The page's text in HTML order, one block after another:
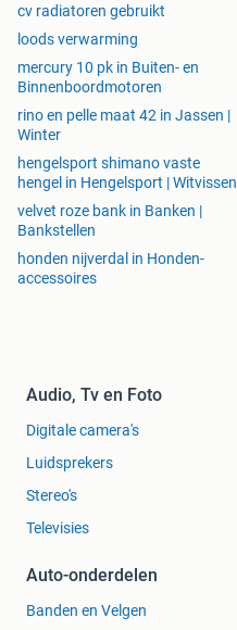
cv radiatoren gebruikt
loods verwarming
mercury 10 pk in Buiten- en
Binnenboordmotoren
rino en pelle maat 42 in Jassen |
Winter
hengelsport shimano vaste
hengel in Hengelsport | Witvissen
velvet roze bank in Banken |
Bankstellen
honden nijverdal in Honden-
accessoires
Audio, Tv en Foto
Digitale camera's
Luidsprekers
Stereo's
Televisies
Auto-onderdelen
Banden en Velgen